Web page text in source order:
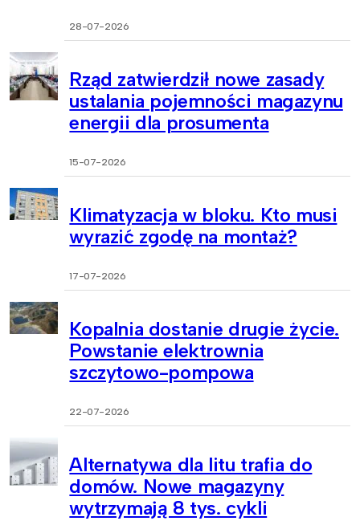
28-07-2026
Rząd zatwierdził nowe zasady
ustalania pojemności magazynu
energii dla prosumenta
15-07-2026
Klimatyzacja w bloku. Kto musi
wyrazić zgodę na montaż?
17-07-2026
Kopalnia dostanie drugie życie.
Powstanie elektrownia
szczytowo-pompowa
22-07-2026
Alternatywa dla litu trafia do
domów. Nowe magazyny
wytrzymają 8 tys. cykli